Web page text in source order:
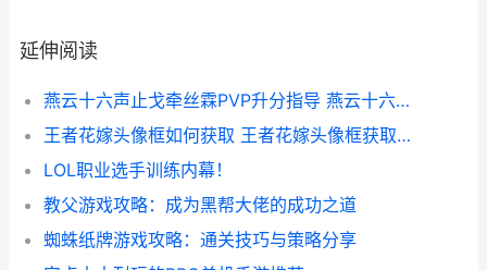
延伸阅读
燕云十六声止戈牵丝霖PVP升分指导 燕云十六声止戈牵丝霖PVP如何升分 燕云十六声止戈怎么打过别人
王者花嫁头像框如何获取 王者花嫁头像框获取方式 王者花嫁头像框怎么获得
LOL职业选手训练内幕！
教父游戏攻略：成为黑帮大佬的成功之道
蜘蛛纸牌游戏攻略：通关技巧与策略分享